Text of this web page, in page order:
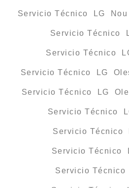
Servicio Técnico LG Nou
Servicio Técnico
Servicio Técnico
Servicio Técnico LG
Servicio Técnico LG
Servicio Técnico
Servicio Técnico
Servicio Técnico
Servicio